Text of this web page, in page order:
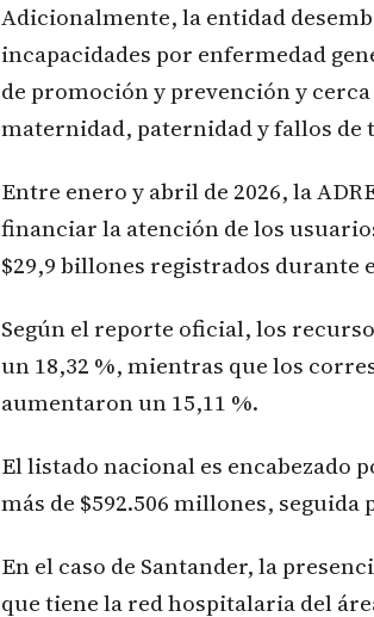
Adicionalmente, la entidad
incapacidades por enfermedad
de promoción y prevención y
maternidad, paternidad y fallos de
Entre enero y abril de 2026, la
financiar la atención de los
$29,9 billones registrados durante
Según el reporte oficial, los
un 18,32 %, mientras que los
aumentaron un 15,11 %.
El listado nacional es encabezado
más de $592.506 millones,
En el caso de Santander, la
que tiene la red hospitalaria del